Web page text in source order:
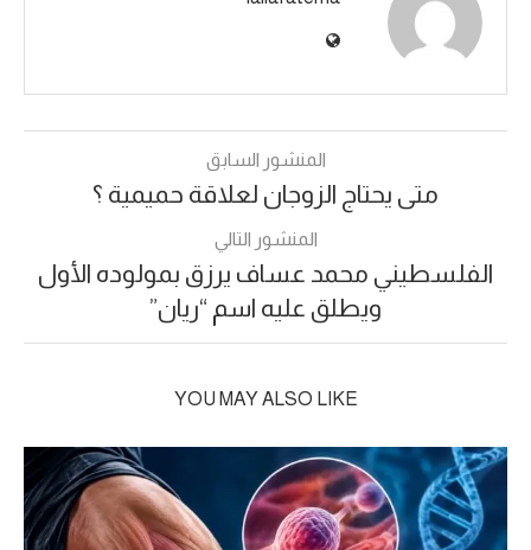
المنشور السابق
متى يحتاج الزوجان لعلاقة حميمية ؟
المنشور التالي
الفلسطيني محمد عساف يرزق بمولوده الأول
ويطلق عليه اسم “ريان”
YOU MAY ALSO LIKE